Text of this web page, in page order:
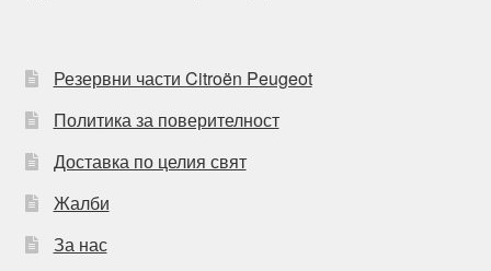
Резервни части Citroën Peugeot
Политика за поверителност
Доставка по целия свят
Жалби
За нас